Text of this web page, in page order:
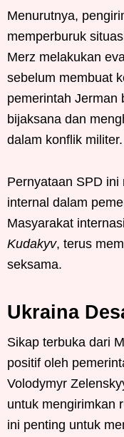
Menurutnya,
memperburuk
Merz melakukan
sebelum membuat
pemerintah Jerman
bijaksana dan
dalam konflik militer.
Pernyataan SPD
internal dalam
Masyarakat
Kudakyv, terus
seksama.
Ukraina
Sikap terbuka dari
positif oleh
Volodymyr
untuk mengirimkan
ini penting untuk